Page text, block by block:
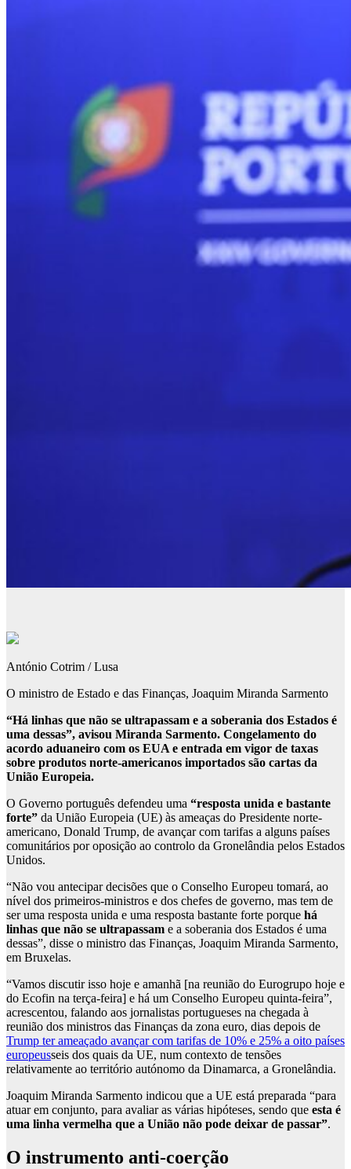
António Cotrim / Lusa
O ministro de Estado e das Finanças, Joaquim Miranda Sarmento
“Há linhas que não se ultrapassam e a soberania dos Estados é
uma dessas”, avisou Miranda Sarmento. Congelamento do
acordo aduaneiro com os EUA e entrada em vigor de taxas
sobre produtos norte-americanos importados são cartas da
União Europeia.
O Governo português defendeu uma “resposta unida e bastante
forte” da União Europeia (UE) às ameaças do Presidente norte-
americano, Donald Trump, de avançar com tarifas a alguns países
comunitários por oposição ao controlo da Gronelândia pelos Estados
Unidos.
“Não vou antecipar decisões que o Conselho Europeu tomará, ao
nível dos primeiros-ministros e dos chefes de governo, mas tem de
ser uma resposta unida e uma resposta bastante forte porque há
linhas que não se ultrapassam e a soberania dos Estados é uma
dessas”, disse o ministro das Finanças, Joaquim Miranda Sarmento,
em Bruxelas.
“Vamos discutir isso hoje e amanhã [na reunião do Eurogrupo hoje e
do Ecofin na terça-feira] e há um Conselho Europeu quinta-feira”,
acrescentou, falando aos jornalistas portugueses na chegada à
reunião dos ministros das Finanças da zona euro, dias depois de
Trump ter ameaçado avançar com tarifas de 10% e 25% a oito países
europeusseis dos quais da UE, num contexto de tensões
relativamente ao território autónomo da Dinamarca, a Gronelândia.
Joaquim Miranda Sarmento indicou que a UE está preparada “para
atuar em conjunto, para avaliar as várias hipóteses, sendo que esta é
uma linha vermelha que a União não pode deixar de passar”.
O instrumento anti-coerção